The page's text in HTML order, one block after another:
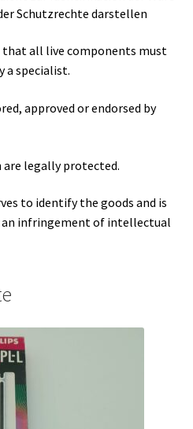
Schutzrechte darstellen
all live components must
a specialist.
approved or endorsed by
are legally protected.
to identify the goods and is
infringement of intellectual